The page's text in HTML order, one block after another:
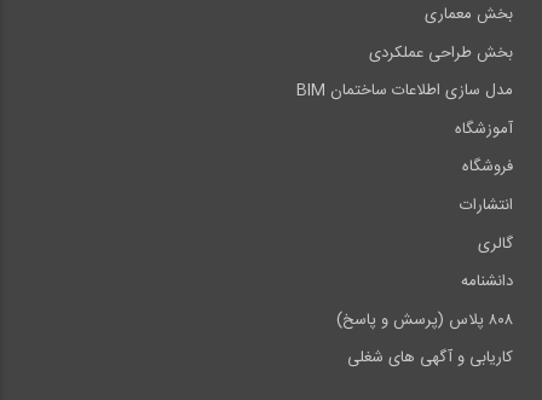
بخش معماری
بخش طراحی عملکردی
مدل سازی اطلاعات ساختمان BIM
آموزشگاه
فروشگاه
انتشارات
گالری
دانشنامه
۸۰۸ پلاس (پرسش و پاسخ)
کاریابی و آگهی های شغلی